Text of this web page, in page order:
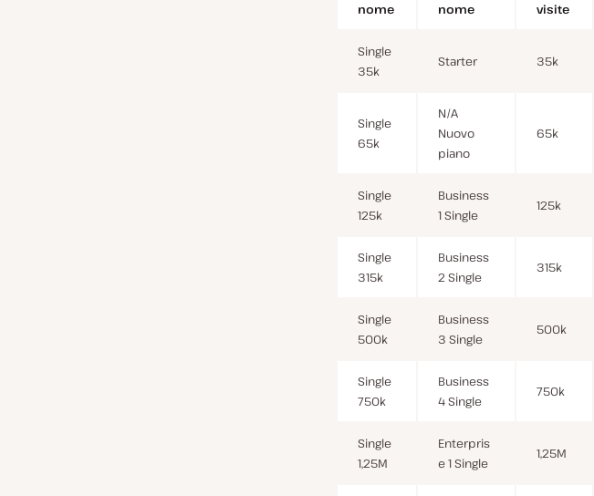
nome
nome
visite
Single
35k
Starter 35k
Single
65k
N/A
Nuovo
piano
65k
Single
125k
Business
1 Single
125k
Single
315k
Business
2 Single
315k
Single
500k
Business
3 Single
500k
Single
750k
Business
4 Single
750k
Single
1,25M
Enterpris
e 1 Single
1,25M